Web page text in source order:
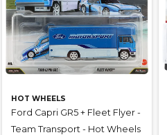
HOT WHEELS
Ford Capri GR5 + Fleet Flyer -
Team Transport - Hot Wheels